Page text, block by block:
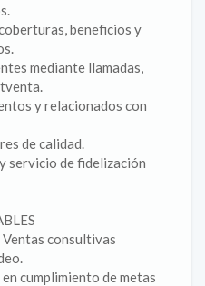
beneficios y
mediante llamadas,
y relacionados con
de calidad.
servicio de fidelización
Ventas consultivas
cumplimiento de metas